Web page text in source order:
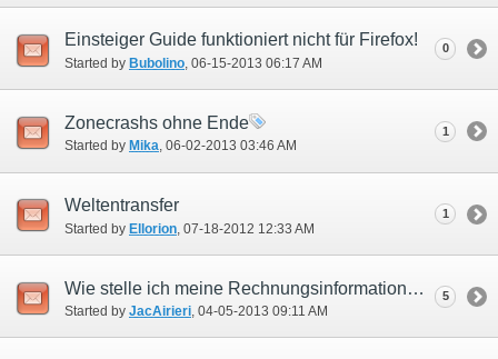
Einsteiger Guide funktioniert nicht für Firefox!
Started by Bubolino‎, 06-15-2013 06:17 AM
0
Zonecrashs ohne Ende
Started by Mika‎, 06-02-2013 03:46 AM
1
Weltentransfer
Started by Ellorion ‎, 07-18-2012 12:33 AM
1
Wie stelle ich meine Rechnungsinformationen ein?
Started by JacAirieri‎, 04-05-2013 09:11 AM
5